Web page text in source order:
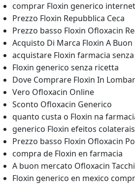
comprar Floxin generico internet
Prezzo Floxin Repubblica Ceca
Prezzo basso Floxin Ofloxacin
Acquisto Di Marca Floxin A
acquistare Floxin farmacia
Floxin generico senza ricetta
Dove Comprare Floxin In
Vero Ofloxacin Online
Sconto Ofloxacin Generico
quanto custa o Floxin na
generico Floxin efeitos colaterais
Prezzo basso Floxin Ofloxacin
compra de Floxin en farmacia
A buon mercato Ofloxacin
Floxin generico en mexico